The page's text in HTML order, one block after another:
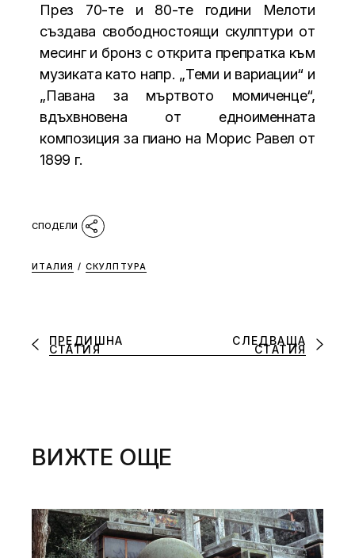
През 70-те и 80-те години Мелоти
създава свободностоящи скулптури от
месинг и бронз с открита препратка към
музиката като напр. „Теми и вариации“ и
„Павана за мъртвото момиченце“,
вдъхвновена от едноименната
композиция за пиано на Морис Равел от
1899 г.
ИТАЛИЯ / СКУЛПТУРА
ПРЕДИШНА
СТАТИЯ
СЛЕДВАЩА
СТАТИЯ
ВИЖТЕ ОЩЕ